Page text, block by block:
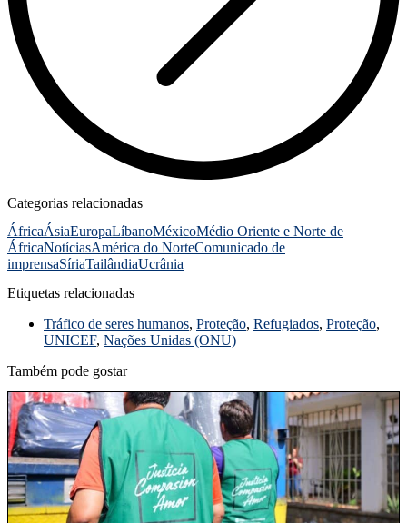
Categorias relacionadas
ÁfricaÁsiaEuropaLíbanoMéxicoMédio Oriente e Norte de
ÁfricaNotíciasAmérica do NorteComunicado de
imprensaSíriaTailândiaUcrânia
Etiquetas relacionadas
Tráfico de seres humanos, Proteção, Refugiados, Proteção,
UNICEF, Nações Unidas (ONU)
Também pode gostar